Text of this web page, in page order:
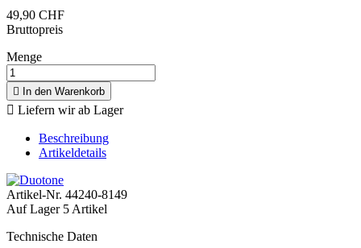
49,90 CHF
Bruttopreis
Menge
 In den Warenkorb
 Liefern wir ab Lager
Beschreibung
Artikeldetails
Artikel-Nr. 44240-8149
Auf Lager 5 Artikel
Technische Daten